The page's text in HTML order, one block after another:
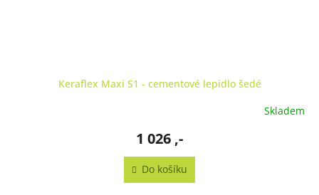
Keraflex Maxi S1 - cementové lepidlo šedé
Skladem
1 026 ,-
Do košíku